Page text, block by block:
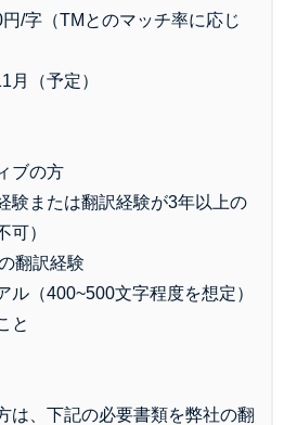
/字（TMとのマッチ率に応じ
月（予定）
ブの方
験または翻訳経験が3年以上の
可）
翻訳経験
ル（400~500文字程度を想定）
と
は、下記の必要書類を弊社の翻